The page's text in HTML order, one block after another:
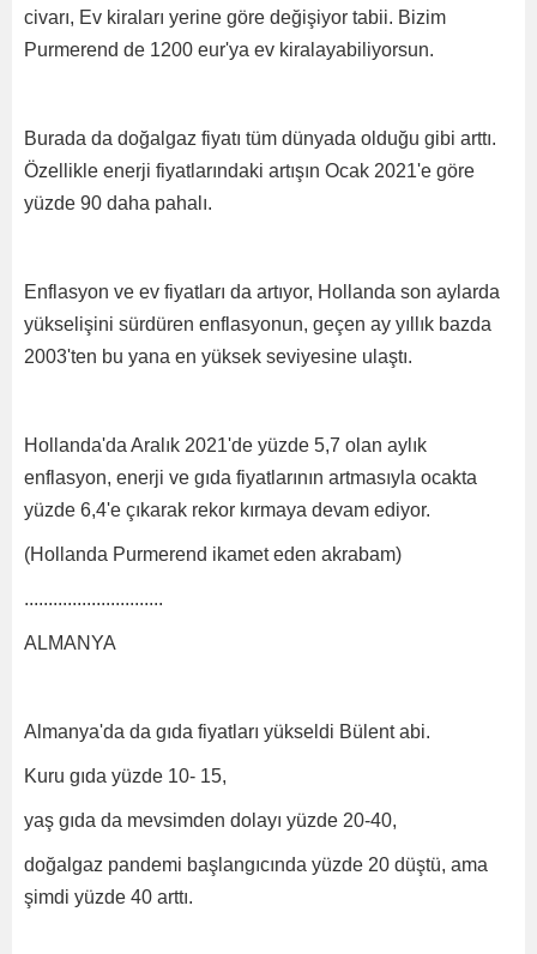
civarı, Ev kiraları yerine göre değişiyor tabii. Bizim
Purmerend de 1200 eur'ya ev kiralayabiliyorsun.
Burada da doğalgaz fiyatı tüm dünyada olduğu gibi arttı.
Özellikle enerji fiyatlarındaki artışın Ocak 2021'e göre
yüzde 90 daha pahalı.
Enflasyon ve ev fiyatları da artıyor, Hollanda son aylarda
yükselişini sürdüren enflasyonun, geçen ay yıllık bazda
2003'ten bu yana en yüksek seviyesine ulaştı.
Hollanda'da Aralık 2021'de yüzde 5,7 olan aylık
enflasyon, enerji ve gıda fiyatlarının artmasıyla ocakta
yüzde 6,4'e çıkarak rekor kırmaya devam ediyor.
(Hollanda Purmerend ikamet eden akrabam)
.............................
ALMANYA
Almanya'da da gıda fiyatları yükseldi Bülent abi.
Kuru gıda yüzde 10- 15,
yaş gıda da mevsimden dolayı yüzde 20-40,
doğalgaz pandemi başlangıcında yüzde 20 düştü, ama
şimdi yüzde 40 arttı.